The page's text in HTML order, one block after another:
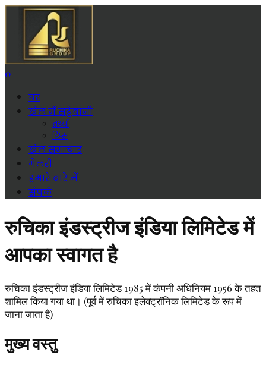
0
घर
खेल में सट्टेबाजी
तथ्यों
टिप्स
खेल समाचार
गेलरी
हमारे बारे में
संपर्क
रुचिका इंडस्ट्रीज इंडिया लिमिटेड में
आपका स्वागत है
रुचिका इंडस्ट्रीज इंडिया लिमिटेड 1985 में कंपनी अधिनियम 1956 के तहत
शामिल किया गया था। (पूर्व में रुचिका इलेक्ट्रॉनिक लिमिटेड के रूप में
जाना जाता है)
मुख्य वस्तु